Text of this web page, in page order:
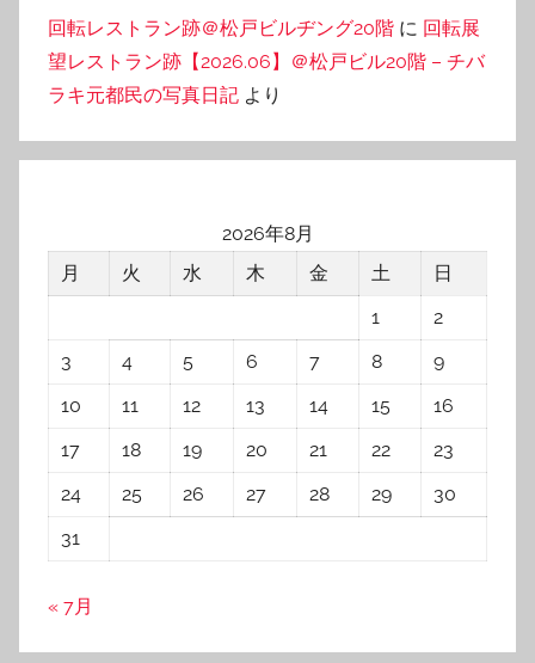
回転レストラン跡＠松戸ビルヂング20階 に 回転展
望レストラン跡【2026.06】＠松戸ビル20階 – チバ
ラキ元都民の写真日記 より
2026年8月
月
火 水 木 金 土
日
1
2
3
4 5 6 7 8
9
10
11 12 13 14 15
16
17
18 19 20 21 22
23
24
25 26 27 28 29
30
31
« 7月